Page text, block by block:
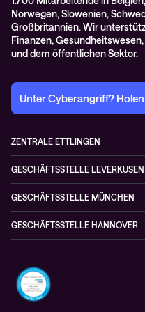
Norwegen, Slowenien,
Großbritannien. Wir
Finanzen,
und dem öffentlichen Sektor.
Unter Cyberangriff? Holen
ZENTRALE ETTLINGEN
Otto-Hahn-Str. 18
76275 Ettlingen
Deutschland
GESCHÄFTSSTELLE LEVERKUSEN
Düsseldorfer Straße 29
51379 Leverkusen
Deutschland
GESCHÄFTSSTELLE MÜNCHEN
Kistlerhofstraße 170
81379 München
GESCHÄFTSSTELLE HANNOVER
Deutschland
+49 7243 5054-4